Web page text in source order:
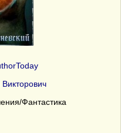
Фантастика